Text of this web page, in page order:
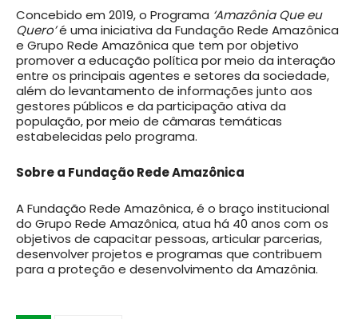
Concebido em 2019, o Programa ‘Amazônia Que eu
Quero’é uma iniciativa da Fundação Rede Amazônica
e Grupo Rede Amazônica que tem por objetivo
promover a educação política por meio da interação
entre os principais agentes e setores da sociedade,
além do levantamento de informações junto aos
gestores públicos e da participação ativa da
população, por meio de câmaras temáticas
estabelecidas pelo programa.
Sobre a Fundação Rede Amazônica
A Fundação Rede Amazônica, é o braço institucional
do Grupo Rede Amazônica, atua há 40 anos com os
objetivos de capacitar pessoas, articular parcerias,
desenvolver projetos e programas que contribuem
para a proteção e desenvolvimento da Amazônia.